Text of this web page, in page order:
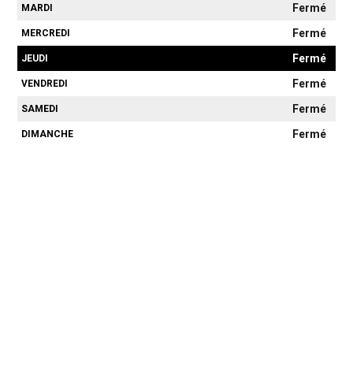
MARDI Fermé
MERCREDI Fermé
JEUDI Fermé
VENDREDI Fermé
SAMEDI Fermé
DIMANCHE Fermé